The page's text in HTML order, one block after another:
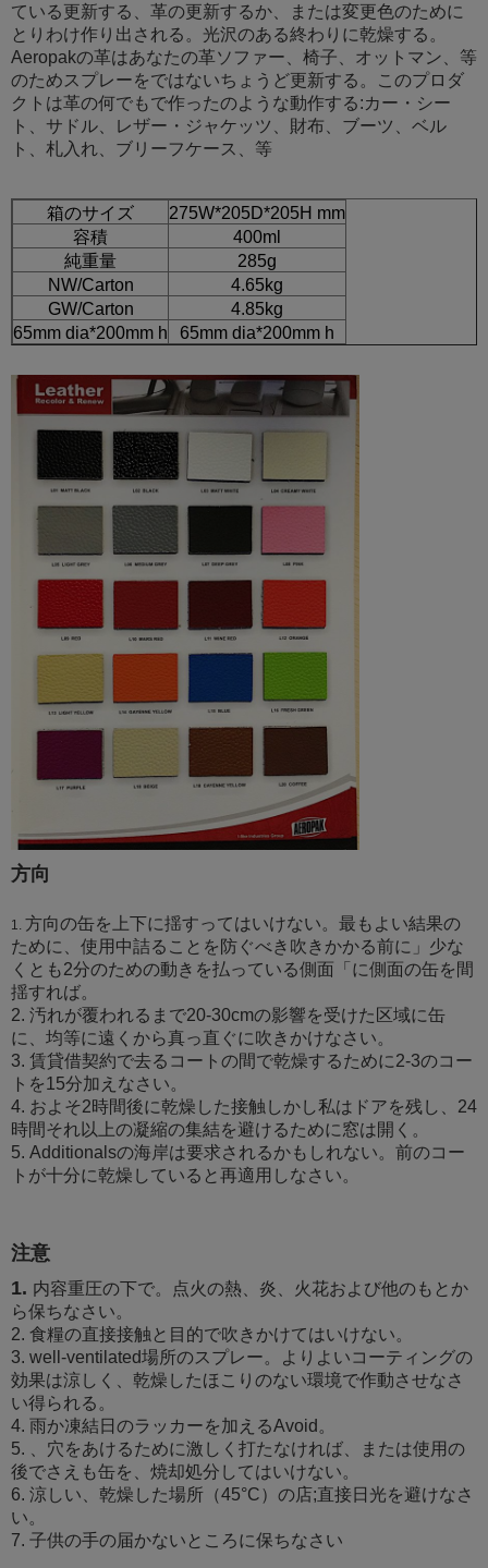
ている更新する、革の更新するか、または変更色のために
とりわけ作り出される。光沢のある終わりに乾燥する。
Aeropakの革はあなたの革ソファー、椅子、オットマン、等
のためスプレーをではないちょうど更新する。このプロダ
クトは革の何でもで作ったのような動作する:カー・シー
ト、サドル、レザー・ジャケッツ、財布、ブーツ、ベル
ト、札入れ、ブリーフケース、等
箱のサイズ
275W*205D*205H mm
容積
400ml
純重量
285g
NW/Carton
4.65kg
GW/Carton
4.85kg
65mm dia*200mm h
65mm dia*200mm h
方向
1. 方向の缶を上下に揺すってはいけない。最もよい結果の
ために、使用中詰ることを防ぐべき吹きかかる前に」少な
くとも2分のための動きを払っている側面「に側面の缶を間
揺すれば。
2. 汚れが覆われるまで20-30cmの影響を受けた区域に缶
に、均等に遠くから真っ直ぐに吹きかけなさい。
3. 賃貸借契約で去るコートの間で乾燥するために2-3のコー
トを15分加えなさい。
4. およそ2時間後に乾燥した接触しかし私はドアを残し、24
時間それ以上の凝縮の集結を避けるために窓は開く。
5. Additionalsの海岸は要求されるかもしれない。前のコー
トが十分に乾燥していると再適用しなさい。
注意
1. 内容重圧の下で。点火の熱、炎、火花および他のもとか
ら保ちなさい。
2. 食糧の直接接触と目的で吹きかけてはいけない。
3. well-ventilated場所のスプレー。よりよいコーティングの
効果は涼しく、乾燥したほこりのない環境で作動させなさ
い得られる。
4. 雨か凍結日のラッカーを加えるAvoid。
5. 、穴をあけるために激しく打たなければ、または使用の
後でさえも缶を、焼却処分してはいけない。
6. 涼しい、乾燥した場所（45°C）の店;直接日光を避けなさ
い。
7. 子供の手の届かないところに保ちなさい